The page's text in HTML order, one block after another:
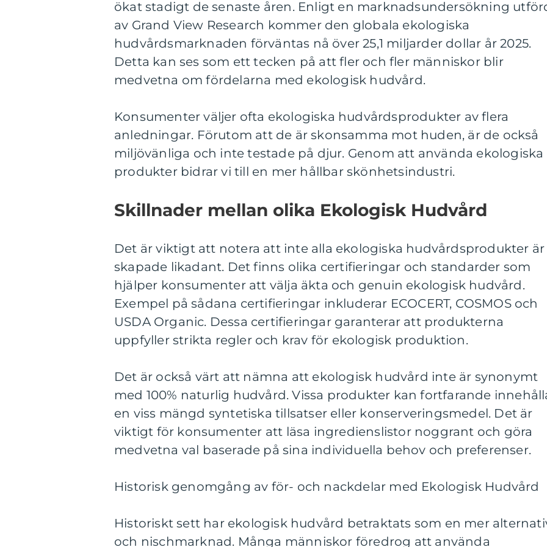
ökat stadigt de senaste åren. Enligt en marknadsundersökning
av Grand View Research kommer den globala ekologiska
hudvårdsmarknaden förväntas nå över 25,1 miljarder dollar år 2025.
Detta kan ses som ett tecken på att fler och fler människor blir
medvetna om fördelarna med ekologisk hudvård.
Konsumenter väljer ofta ekologiska hudvårdsprodukter av flera
anledningar. Förutom att de är skonsamma mot huden, är de också
miljövänliga och inte testade på djur. Genom att använda ekologiska
produkter bidrar vi till en mer hållbar skönhetsindustri.
Skillnader mellan olika Ekologisk Hudvård
Det är viktigt att notera att inte alla ekologiska hudvårdsprodukter är
skapade likadant. Det finns olika certifieringar och standarder som
hjälper konsumenter att välja äkta och genuin ekologisk hudvård.
Exempel på sådana certifieringar inkluderar ECOCERT, COSMOS och
USDA Organic. Dessa certifieringar garanterar att produkterna
uppfyller strikta regler och krav för ekologisk produktion.
Det är också värt att nämna att ekologisk hudvård inte är synonymt
med 100% naturlig hudvård. Vissa produkter kan fortfarande
en viss mängd syntetiska tillsatser eller konserveringsmedel. Det är
viktigt för konsumenter att läsa ingredienslistor noggrant och göra
medvetna val baserade på sina individuella behov och preferenser.
Historisk genomgång av för- och nackdelar med Ekologisk Hudvård
Historiskt sett har ekologisk hudvård betraktats som en mer
och nischmarknad. Många människor föredrog att använda